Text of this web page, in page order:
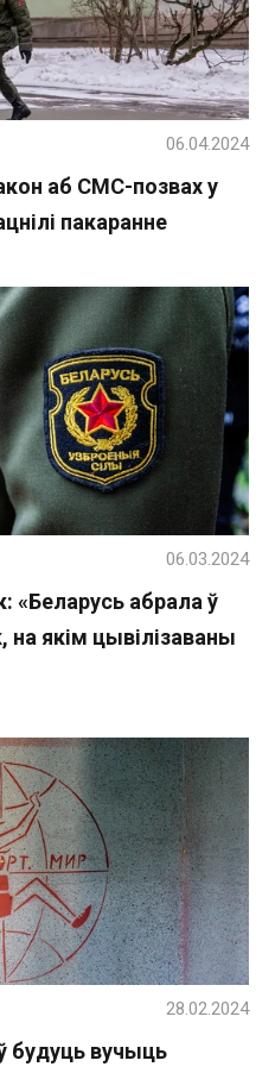
аб СМС-позвах у
пакаранне
06.04.2024
«Беларусь абрала ў
на якім цывілізаваны
06.03.2024
будуць вучыць
28.02.2024